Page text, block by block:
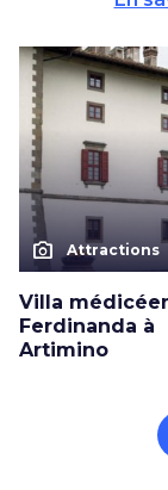
photo_camera Attractions
Villa
Ferdinanda à
Artimino